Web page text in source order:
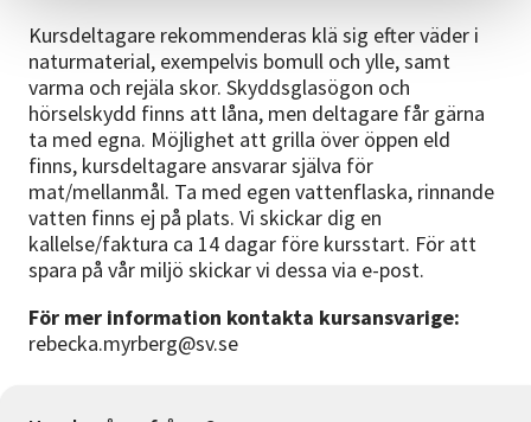
Kursdeltagare rekommenderas klä sig efter väder i
naturmaterial, exempelvis bomull och ylle, samt
varma och rejäla skor. Skyddsglasögon och
hörselskydd finns att låna, men deltagare får gärna
ta med egna. Möjlighet att grilla över öppen eld
finns, kursdeltagare ansvarar själva för
mat/mellanmål. Ta med egen vattenflaska, rinnande
vatten finns ej på plats. Vi skickar dig en
kallelse/faktura ca 14 dagar före kursstart. För att
spara på vår miljö skickar vi dessa via e-post.
För mer information kontakta kursansvarige:
rebecka.myrberg@sv.se